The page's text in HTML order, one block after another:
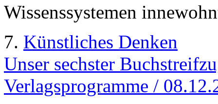
Wissenssystemen
7. Künstliches Denken
Unser sechster
Verlagsprogramme /